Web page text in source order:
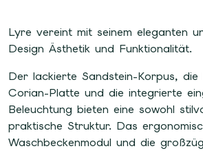
Lyre vereint mit seinem eleganten
Design Ästhetik und Funktionalität.
Der lackierte Sandstein-Korpus, die
Corian-Platte und die integrierte
Beleuchtung bieten eine sowohl
praktische Struktur. Das
Waschbeckenmodul und die